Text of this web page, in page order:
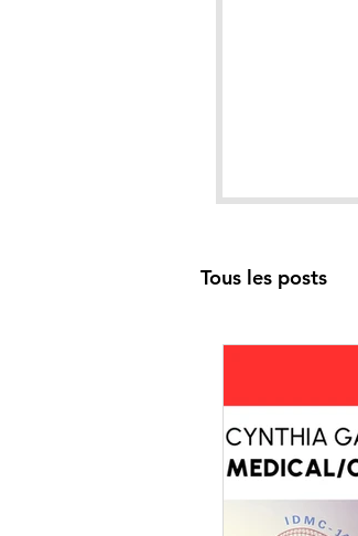
Tous les posts
Philantropie